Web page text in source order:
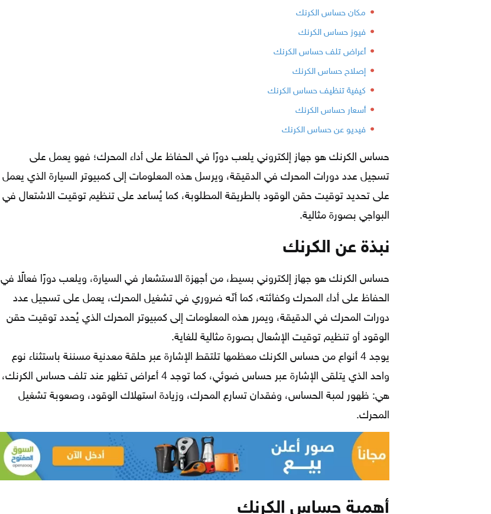
مكان حساس الكرنك
فيوز حساس الكرنك
أعراض تلف حساس الكرنك
إصلاح حساس الكرنك
كيفية تنظيف حساس الكرنك
أسعار حساس الكرنك
فيديو عن حساس الكرنك
حساس الكرنك هو جهاز إلكتروني يلعب دورًا في الحفاظ على أداء المحرك؛ فهو يعمل على
تسجيل عدد دورات المحرك في الدقيقة، ويرسل هذه المعلومات إلى كمبيوتر السيارة الذي يعمل
على تحديد توقيت حقن الوقود بالطريقة المطلوبة، كما يُساعد على تنظيم توقيت الاشتعال في
البواجي بصورة مثالية.
نبذة عن الكرنك
حساس الكرنك هو جهاز إلكتروني بسيط، من أجهزة الاستشعار في السيارة، ويلعب دورًا فعالًا في
الحفاظ على أداء المحرك وكفائته، كما أنّه ضروري في تشغيل المحرك، يعمل على تسجيل عدد
دورات المحرك في الدقيقة، ويمرر هذه المعلومات إلى كمبيوتر المحرك الذي يُحدد توقيت حقن
الوقود أو تنظيم توقيت الإشعال بصورة مثالية للغاية.
يوجد 4 أنواع من حساس الكرنك معظمها تلتقط الإشارة عبر حلقة معدنية مسننة باستثناء نوع
واحد الذي يتلقى الإشارة عبر حساس ضوئي، كما توجد 4 أعراض تظهر عند تلف حساس الكرنك،
هي: ظهور لمبة الحساس، وفقدان تسارع المحرك، وزيادة استهلاك الوقود، وصعوبة تشغيل
المحرك.
أهمية حساس الكرنك